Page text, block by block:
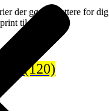
der gør det lettere for dig
til dig selv.
(120)